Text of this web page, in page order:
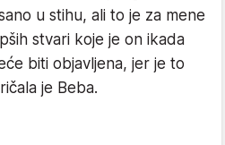
u stihu, ali to je za mene
stvari koje je on ikada
biti objavljena, jer je to
je Beba.